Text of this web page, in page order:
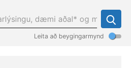
Leita að beygingarmynd